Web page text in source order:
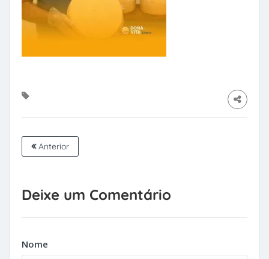
Anterior
Deixe um Comentário
Nome